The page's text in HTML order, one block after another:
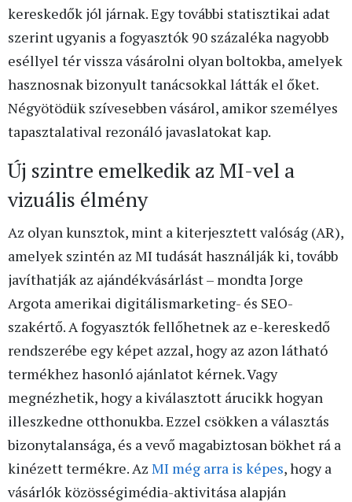
kereskedők jól járnak. Egy további statisztikai adat
szerint ugyanis a fogyasztók 90 százaléka nagyobb
eséllyel tér vissza vásárolni olyan boltokba, amelyek
hasznosnak bizonyult tanácsokkal látták el őket.
Négyötödük szívesebben vásárol, amikor személyes
tapasztalatival rezonáló javaslatokat kap.
Új szintre emelkedik az MI-vel a
vizuális élmény
Az olyan kunsztok, mint a kiterjesztett valóság (AR),
amelyek szintén az MI tudását használják ki, tovább
javíthatják az ajándékvásárlást – mondta Jorge
Argota amerikai digitálismarketing- és SEO-
szakértő. A fogyasztók fellőhetnek az e-kereskedő
rendszerébe egy képet azzal, hogy az azon látható
termékhez hasonló ajánlatot kérnek. Vagy
megnézhetik, hogy a kiválasztott árucikk hogyan
illeszkedne otthonukba. Ezzel csökken a választás
bizonytalansága, és a vevő magabiztosan bökhet rá a
kinézett termékre. Az MI még arra is képes, hogy a
vásárlók közösségimédia-aktivitása alapján